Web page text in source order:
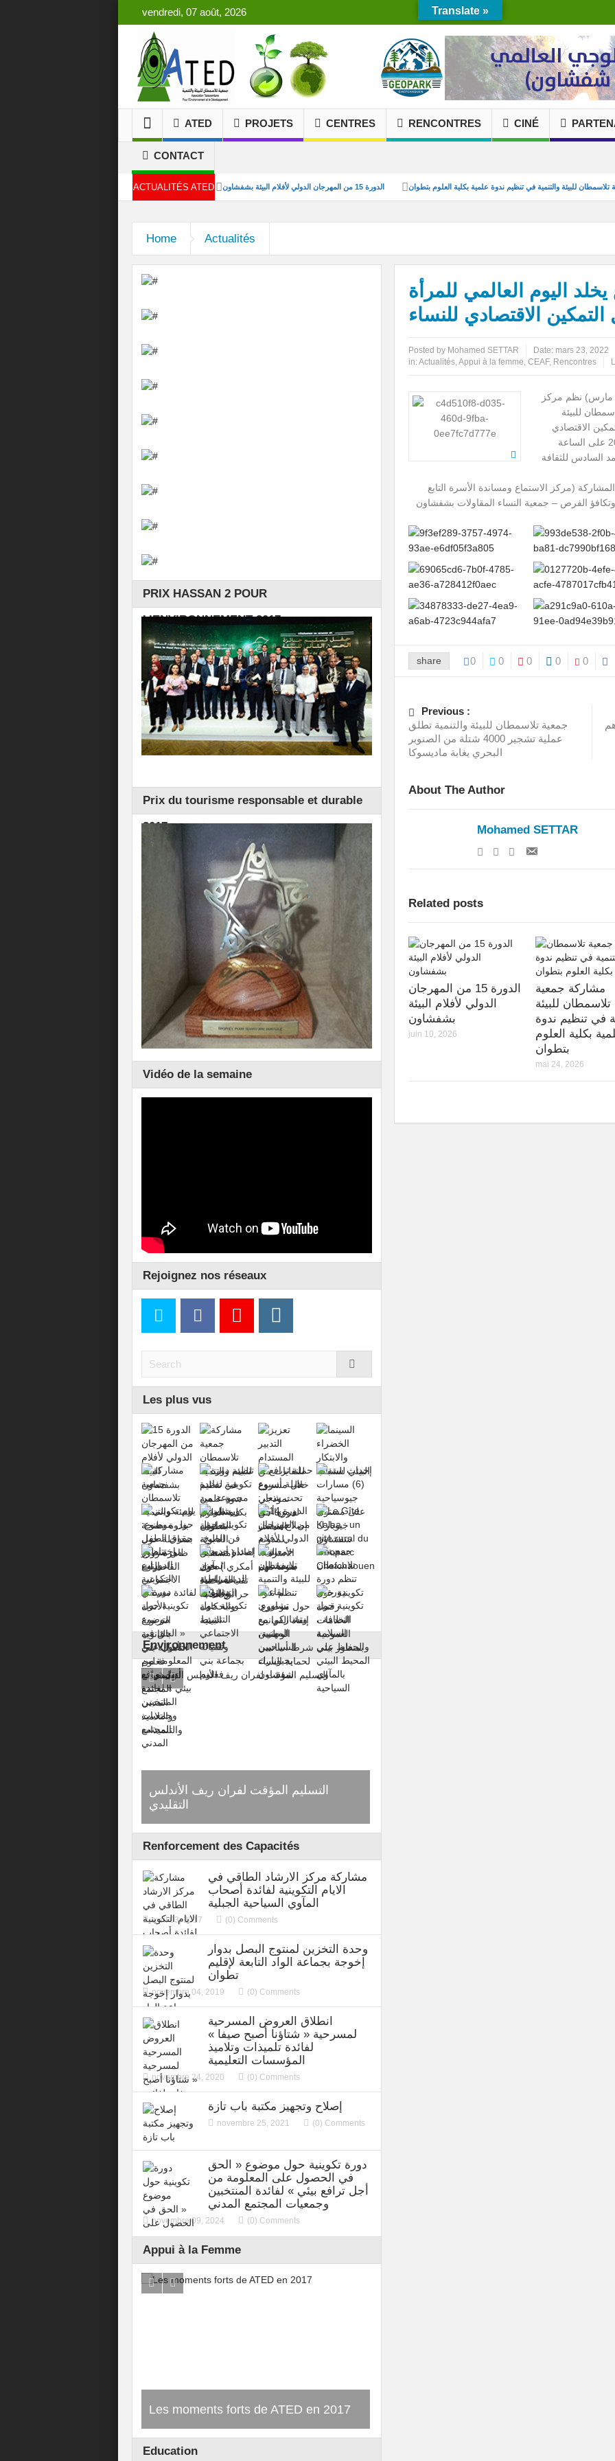
vendredi, 07 août, 2026
ATED PROJETS CENTRES RENCONTRES CINÉ
CONTACT
ACTUALITÉS ATED الدورة 15 من المهرجان الدولي لأفلام البيئة بشفشاون للبيئة والتنمية في تنظيم ندوة علمية بكلية العلوم بتطوان
مشاركة جمعية تلاسمطان للبيئة والتنمية بندوة بطنجة بمداخلة حول ظاهرة زواج القاصرات
تنظيم دورة تكوينية لفائدة مجموعة من متطوعي التعاونية الغابوية (مستقبل أمكري ) حول تقنيات اخماد حرائق الغابة
حملة ترافع طيلة أسبوع تحت شعار: من أجل إصلاح شامل لمدونة الأسرة… صوتنا مهم
يوم تكويني حول موضوع: حقوق الطفل من منظور النوع الاجتماعي فن الطبخ، لفائدة أصحاب المآوي السياحية والطلبة
Home Actualités
اليوم العالمي للمرأة
الاقتصادي للنساء
Posted by Mohamed SETTAR Date: mars 23, 2022
in:Actualités,Appui à la femme, CEAF, Rencontres
بمناسبة الاحتفال باليوم العالمي للمرأة (8 مارس) نظم مركز
للبيئة
الاقتصادي
للنساء » وذلك يوم الجمعة 18 مارس 2022 على الساعة
السادس للثقافة
(مركز الاستماع ومساندة الأسرة التابع
الفرص – جمعية النساء المقاولات بشفشاون
share 0 0 0 0 0
Previous :
جمعية تلاسمطان للبيئة والتنمية تطلق
عملية تشجير 4000 شتلة من الصنوبر
البحري بغابة ماديسوكا
About The Author
Mohamed SETTAR
Related posts
الدورة 15 من المهرجان
الدولي لأفلام البيئة
بشفشاون
juin 10, 2026
مشاركة جمعية
تلاسمطان للبيئة
في تنظيم ندوة
بكلية العلوم
بتطوان
mai 24, 2026
PRIX HASSAN 2 POUR
L’ENVIRONNEMENT 2017
Prix du tourisme responsable et durable
2017
Vidéo de la semaine
Rejoignez nos réseaux
Les plus vus
Environnement
جمعية تلاسمطان للبيئة والتنمية تخلق
الحدث في الكرنفال البيئي
Renforcement des Capacités
مشاركة مركز الارشاد الطاقي في
الايام التكوينية لفائدة أصحاب
المآوي السياحية الجبلية
avril 03, 2017 (0) Comments
وحدة التخزين لمنتوج البصل بدوار
إخوجة بجماعة الواد التابعة لإقليم
تطوان
novembre 04, 2019 (0) Comments
انطلاق العروض المسرحية
لمسرحية « شتاؤنا أصبح صيفا »
لفائدة تلميذات وتلاميذ
المؤسسات التعليمية
novembre 24, 2020 (0) Comments
إصلاح وتجهيز مكتبة باب تازة
novembre 25, 2021 (0) Comments
دورة تكوينية حول موضوع « الحق
في الحصول على المعلومة من
أجل ترافع بيئي » لفائدة المنتخبين
وجمعيات المجتمع المدني
novembre 09, 2024 (0) Comments
Appui à la Femme
renforcement de secteur d’olivier
Education
Translate »